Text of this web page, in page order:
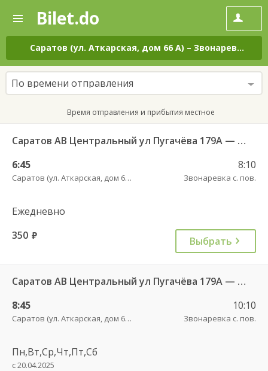
—
Поиск
и
покупка
билетов
на
автобус
онлайн
Bilet.do
Саратов (ул. Аткарская, дом 66 А) – Звонаревка с. пов.
По времени отправления
Время отправления и прибытия местное
Саратов АВ Центральный ул Пугачёва 179А — Маркс ул Ленина 36 Б
6:45
Саратов (ул. Аткарская, дом 66 А)
8:10
Звонаревка с. пов.
Ежедневно
350 руб. Выбрать
Саратов АВ Центральный ул Пугачёва 179А — Маркс ул Ленина 36 Б
8:45
Саратов (ул. Аткарская, дом 66 А)
10:10
Звонаревка с. пов.
Пн,Вт,Ср,Чт,Пт,Сб
с 20.04.2025